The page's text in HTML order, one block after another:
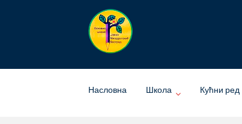
Насловна Школа Кућни ред